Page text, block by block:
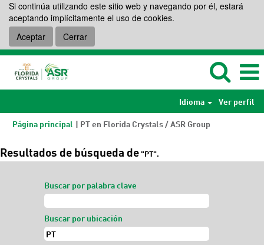
Si continúa utilizando este sitio web y navegando por él, estará
aceptando implícitamente el uso de cookies.
Aceptar
Cerrar
Idioma Ver perfil
Página principal | PT en Florida Crystals / ASR Group
Resultados de búsqueda de"PT".
Buscar por palabra clave
Buscar por ubicación